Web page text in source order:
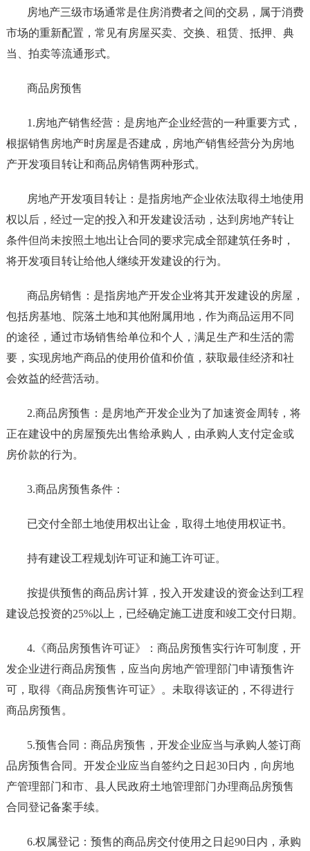
房地产三级市场通常是住房消费者之间的交易，属于消费
市场的重新配置，常见有房屋买卖、交换、租赁、抵押、典
当、拍卖等流通形式。
商品房预售
1.房地产销售经营：是房地产企业经营的一种重要方式，
根据销售房地产时房屋是否建成，房地产销售经营分为房地
产开发项目转让和商品房销售两种形式。
房地产开发项目转让：是指房地产企业依法取得土地使用
权以后，经过一定的投入和开发建设活动，达到房地产转让
条件但尚未按照土地出让合同的要求完成全部建筑任务时，
将开发项目转让给他人继续开发建设的行为。
商品房销售：是指房地产开发企业将其开发建设的房屋，
包括房基地、院落土地和其他附属用地，作为商品运用不同
的途径，通过市场销售给单位和个人，满足生产和生活的需
要，实现房地产商品的使用价值和价值，获取最佳经济和社
会效益的经营活动。
2.商品房预售：是房地产开发企业为了加速资金周转，将
正在建设中的房屋预先出售给承购人，由承购人支付定金或
房价款的行为。
3.商品房预售条件：
已交付全部土地使用权出让金，取得土地使用权证书。
持有建设工程规划许可证和施工许可证。
按提供预售的商品房计算，投入开发建设的资金达到工程
建设总投资的25%以上，已经确定施工进度和竣工交付日期。
4.《商品房预售许可证》：商品房预售实行许可制度，开
发企业进行商品房预售，应当向房地产管理部门申请预售许
可，取得《商品房预售许可证》。未取得该证的，不得进行
商品房预售。
5.预售合同：商品房预售，开发企业应当与承购人签订商
品房预售合同。开发企业应当自签约之日起30日内，向房地
产管理部门和市、县人民政府土地管理部门办理商品房预售
合同登记备案手续。
6.权属登记：预售的商品房交付使用之日起90日内，承购